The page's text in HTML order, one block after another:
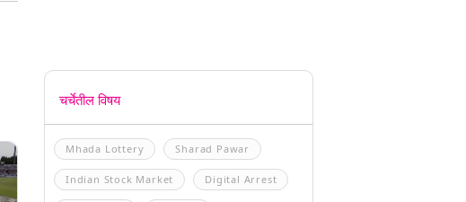
चर्चेतील विषय
Mhada Lottery Sharad Pawar
Indian Stock Market Digital Arrest